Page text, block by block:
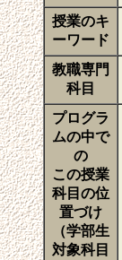
授業のキ
ーワード
教職専門
科目
プログラ
ムの中で
の
この授業
科目の位
置づけ
（学部生
対象科目